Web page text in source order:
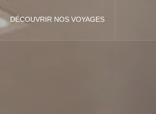
DÉCOUVRIR NOS VOYAGES